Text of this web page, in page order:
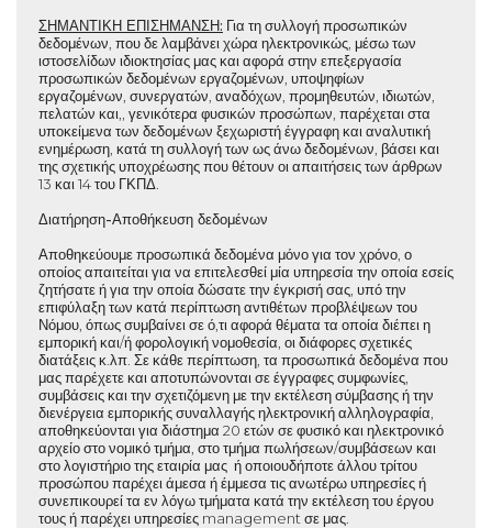
ΣΗΜΑΝΤΙΚΗ ΕΠΙΣΗΜΑΝΣΗ: Για τη συλλογή προσωπικών
δεδομένων, που δε λαμβάνει χώρα ηλεκτρονικώς, μέσω των
ιστοσελίδων ιδιοκτησίας μας και αφορά στην επεξεργασία
προσωπικών δεδομένων εργαζομένων, υποψηφίων
εργαζομένων, συνεργατών, αναδόχων, προμηθευτών, ιδιωτών,
πελατών και,, γενικότερα φυσικών προσώπων, παρέχεται στα
υποκείμενα των δεδομένων ξεχωριστή έγγραφη και αναλυτική
ενημέρωση, κατά τη συλλογή των ως άνω δεδομένων, βάσει και
της σχετικής υποχρέωσης που θέτουν οι απαιτήσεις των άρθρων
13 και 14 του ΓΚΠΔ.
Διατήρηση-Αποθήκευση δεδομένων
Αποθηκεύουμε προσωπικά δεδομένα μόνο για τον χρόνο, ο
οποίος απαιτείται για να επιτελεσθεί μία υπηρεσία την οποία εσείς
ζητήσατε ή για την οποία δώσατε την έγκρισή σας, υπό την
επιφύλαξη των κατά περίπτωση αντιθέτων προβλέψεων του
Νόμου, όπως συμβαίνει σε ό,τι αφορά θέματα τα οποία διέπει η
εμπορική και/ή φορολογική νομοθεσία, οι διάφορες σχετικές
διατάξεις κ.λπ. Σε κάθε περίπτωση, τα προσωπικά δεδομένα που
μας παρέχετε και αποτυπώνονται σε έγγραφες συμφωνίες,
συμβάσεις και την σχετιζόμενη με την εκτέλεση σύμβασης ή την
διενέργεια εμπορικής συναλλαγής ηλεκτρονική αλληλογραφία,
αποθηκεύονται για διάστημα 20 ετών σε φυσικό και ηλεκτρονικό
αρχείο στο νομικό τμήμα, στο τμήμα πωλήσεων/συμβάσεων και
στο λογιστήριο της εταιρία μας ή οποιουδήποτε άλλου τρίτου
προσώπου παρέχει άμεσα ή έμμεσα τις ανωτέρω υπηρεσίες ή
συνεπικουρεί τα εν λόγω τμήματα κατά την εκτέλεση του έργου
τους ή παρέχει υπηρεσίες management σε μας.